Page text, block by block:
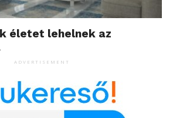
életet lehelnek az
ADVERTISEMENT